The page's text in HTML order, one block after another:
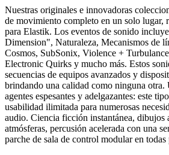
Nuestras originales e innovadoras
de movimiento completo en un solo lugar,
para Elastik. Los eventos de sonido
Dimension", Naturaleza, Mecanismos de
Cosmos, SubSonix, Violence +
Electronic Quirks y mucho más. Estos
secuencias de equipos avanzados y
brindando una calidad como ninguna otra.
agentes espesantes y adelgazantes: este
usabilidad ilimitada para numerosas
audio. Ciencia ficción instantánea, dibujos
atmósferas, percusión acelerada con una
parche de sala de control modular en todas